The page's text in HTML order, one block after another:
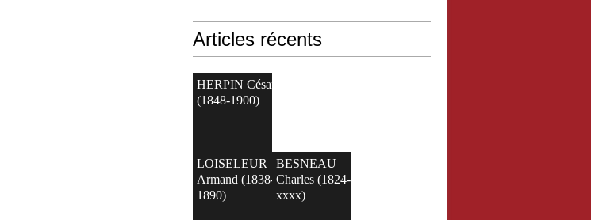
Articles récents
HERPIN César
(1848-1900)
LOISELEUR
Armand (1838-
1890)
BESNEAU
Charles (1824-
xxxx)